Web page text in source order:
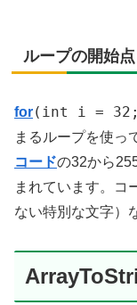
ループの開始
for(int i =
まるループを使っ
コードの32から
まれています。コ
ない特別な文字）